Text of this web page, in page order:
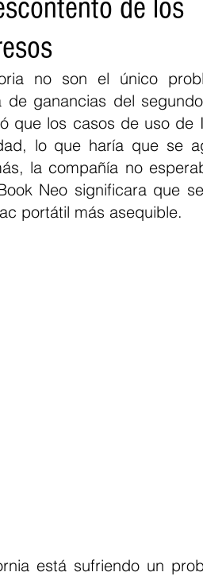
de los
no son el único
ganancias del
que los casos de uso de
lo que haría que se
la compañía no
Neo significara que
portátil más asequible.
está sufriendo un